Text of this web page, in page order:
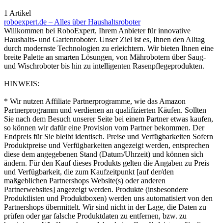
1 Artikel
roboexpert.de – Alles über Haushaltsroboter
Willkommen bei RoboExpert, Ihrem Anbieter für innovative
Haushalts- und Gartenroboter. Unser Ziel ist es, Ihnen den Alltag
durch modernste Technologien zu erleichtern. Wir bieten Ihnen eine
breite Palette an smarten Lösungen, von Mährobotern über Saug-
und Wischroboter bis hin zu intelligenten Rasenpflegeprodukten.
HINWEIS:
* Wir nutzen Affiliate Partnerprogramme, wie das Amazon
Partnerprogramm und verdienen an qualifizierten Käufen. Sollten
Sie nach dem Besuch unserer Seite bei einem Partner etwas kaufen,
so können wir dafür eine Provision vom Partner bekommen. Der
Endpreis für Sie bleibt identisch. Preise und Verfügbarkeiten Sofern
Produktpreise und Verfügbarkeiten angezeigt werden, entsprechen
diese dem angegebenen Stand (Datum/Uhrzeit) und können sich
ändern. Für den Kauf dieses Produkts gelten die Angaben zu Preis
und Verfügbarkeit, die zum Kaufzeitpunkt [auf der/den
maßgeblichen Partnershops Website(s) oder anderen
Partnerwebsites] angezeigt werden. Produkte (insbesondere
Produktlisten und Produktboxen) werden uns automatisiert von den
Partnershops übermittelt. Wir sind nicht in der Lage, die Daten zu
prüfen oder gar falsche Produktdaten zu entfernen, bzw. zu